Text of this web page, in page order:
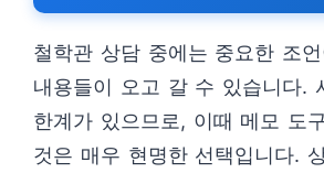
철학관 상담 중에는 중요한 조
내용들이 오고 갈 수 있습니다.
한계가 있으므로, 이때 메모 도
것은 매우 현명한 선택입니다.